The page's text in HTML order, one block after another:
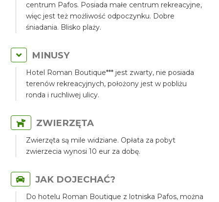
centrum Pafos. Posiada małe centrum rekreacyjne,
więc jest też możliwość odpoczynku. Dobre
śniadania. Blisko plaży.
MINUSY
Hotel Roman Boutique*** jest zwarty, nie posiada
terenów rekreacyjnych, położony jest w pobliżu
ronda i ruchliwej ulicy.
ZWIERZĘTA
Zwierzęta są mile widziane. Opłata za pobyt
zwierzecia wynosi 10 eur za dobę.
JAK DOJECHAĆ?
Do hotelu Roman Boutique z lotniska Pafos, można